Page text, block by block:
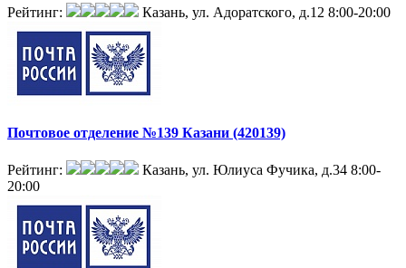
Рейтинг: Казань, ул. Адоратского, д.12 8:00-20:00
Почтовое отделение №139 Казани (420139)
Рейтинг: Казань, ул. Юлиуса Фучика, д.34 8:00-
20:00